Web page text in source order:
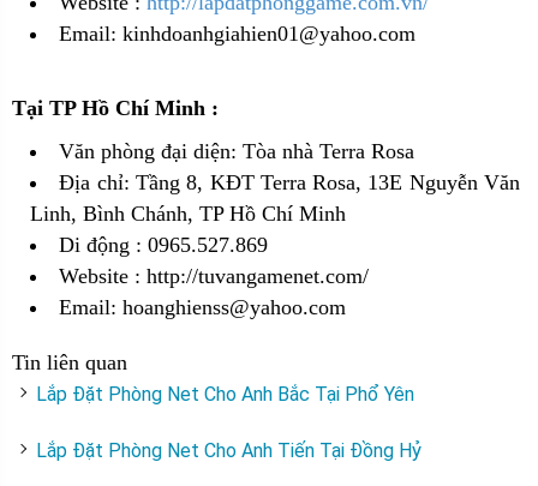
Email: kinhdoanhgiahien01@yahoo.com
Tại TP Hồ Chí Minh :
Văn phòng đại diện: Tòa nhà Terra Rosa
Địa chỉ: Tầng 8, KĐT Terra Rosa, 13E Nguyễn Văn
Linh, Bình Chánh, TP Hồ Chí Minh
Di động : 0965.527.869
Website : http://tuvangamenet.com/
Email: hoanghienss@yahoo.com
Tin liên quan
Lắp Đặt Phòng Net Cho Anh Bắc Tại Phổ Yên
Lắp Đặt Phòng Net Cho Anh Tiến Tại Đồng Hỷ